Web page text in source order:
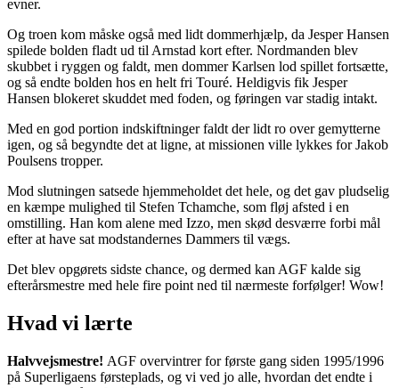
evner.
Og troen kom måske også med lidt dommerhjælp, da Jesper Hansen
spilede bolden fladt ud til Arnstad kort efter. Nordmanden blev
skubbet i ryggen og faldt, men dommer Karlsen lod spillet fortsætte,
og så endte bolden hos en helt fri Touré. Heldigvis fik Jesper
Hansen blokeret skuddet med foden, og føringen var stadig intakt.
Med en god portion indskiftninger faldt der lidt ro over gemytterne
igen, og så begyndte det at ligne, at missionen ville lykkes for Jakob
Poulsens tropper.
Mod slutningen satsede hjemmeholdet det hele, og det gav pludselig
en kæmpe mulighed til Stefen Tchamche, som fløj afsted i en
omstilling. Han kom alene med Izzo, men skød desværre forbi mål
efter at have sat modstandernes Dammers til vægs.
Det blev opgørets sidste chance, og dermed kan AGF kalde sig
efterårsmestre med hele fire point ned til nærmeste forfølger! Wow!
Hvad vi lærte
Halvvejsmestre! AGF overvintrer for første gang siden 1995/1996
på Superligaens førsteplads, og vi ved jo alle, hvordan det endte i